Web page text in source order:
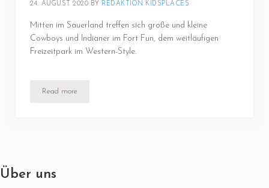
24. AUGUST 2020 BY REDAKTION KIDSPLACES
Mitten im Sauerland treffen sich große und kleine
Cowboys und Indianer im Fort Fun, dem weitläufigen
Freizeitpark im Western-Style.
Read more
Fort Fun
Über uns